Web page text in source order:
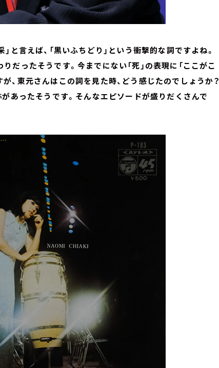
と言えば、「黒いふちどり」という衝撃的な詞ですよね。
だったそうです。今までにない「死」の表現に「ここがこ
、東元さんはこの詞を見た時、どう感じたのでしょうか？
があったそうです。そんなエピソードが盛りだくさんで